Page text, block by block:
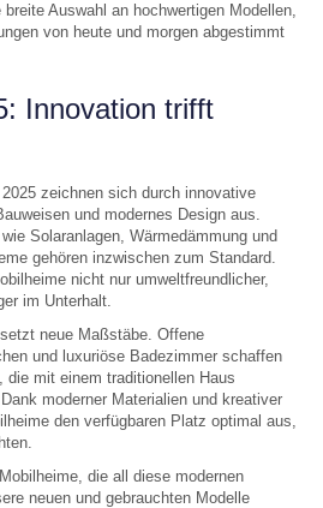
Auswahl an hochwertigen Modellen,
von heute und morgen abgestimmt
Innovation trifft
zeichnen sich durch innovative
und modernes Design aus.
Solaranlagen, Wärmedämmung und
gehören inzwischen zum Standard.
nicht nur umweltfreundlicher,
im Unterhalt.
neue Maßstäbe. Offene
und luxuriöse Badezimmer schaffen
die mit einem traditionellen Haus
moderner Materialien und kreativer
den verfügbaren Platz optimal aus,
die all diese modernen
neuen und gebrauchten Modelle